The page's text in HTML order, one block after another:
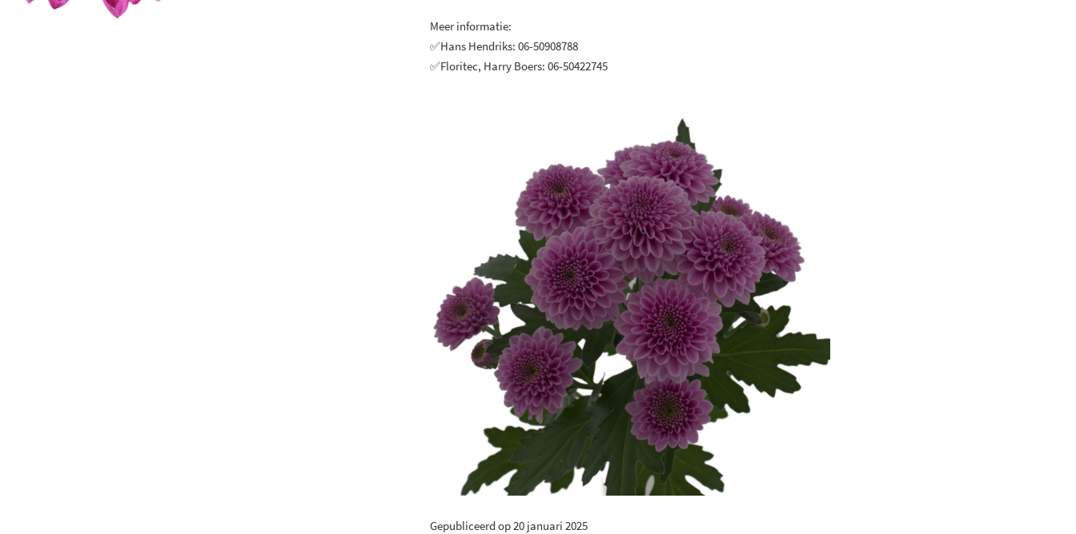
Meer informatie:
✅Hans Hendriks: 06-50908788
✅Floritec, Harry Boers: 06-50422745
Gepubliceerd op 20 januari 2025